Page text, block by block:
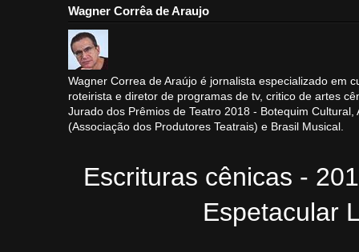
Wagner Corrêa de Araujo
Wagner Correa de Araújo é jornalista especializado em
roteirista e diretor de programas de tv, critico de artes
Jurado dos Prêmios de Teatro 2018 - Botequim Cultural,
(Associação dos Produtores Teatrais) e Brasil Musical.
Escrituras cênicas -
Espetacular